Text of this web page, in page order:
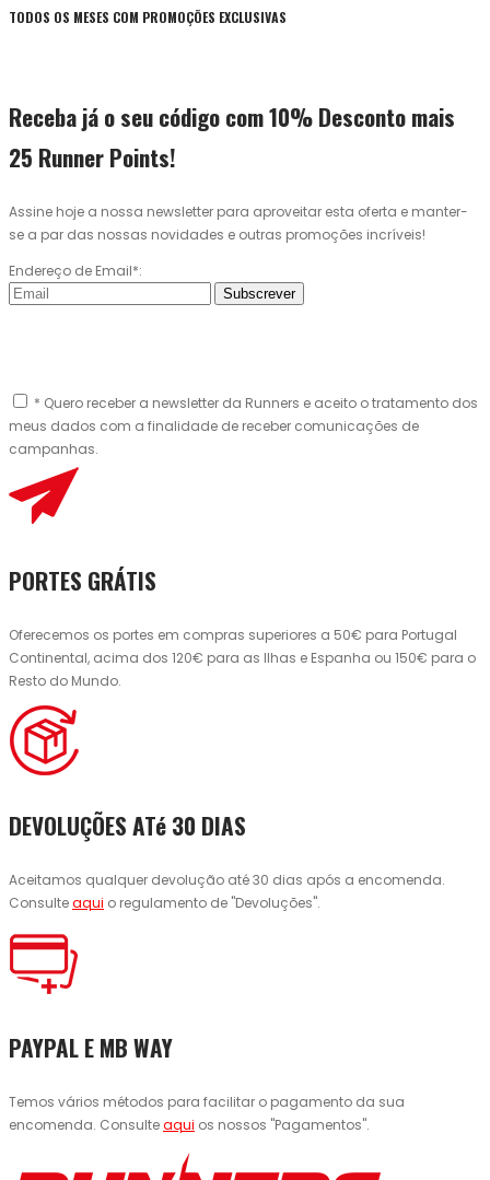
TODOS OS MESES COM PROMOÇÕES EXCLUSIVAS
Receba já o seu código com 10% Desconto mais
25 Runner Points!
Assine hoje a nossa newsletter para aproveitar esta oferta e manter-
se a par das nossas novidades e outras promoções incríveis!
Endereço de Email*:
Subscrever
* Quero receber a newsletter da Runners e aceito o tratamento dos
meus dados com a finalidade de receber comunicações de
campanhas.
PORTES GRÁTIS
Oferecemos os portes em compras superiores a 50€ para Portugal
Continental, acima dos 120€ para as Ilhas e Espanha ou 150€ para o
Resto do Mundo.
DEVOLUÇÕES ATé 30 DIAS
Aceitamos qualquer devolução até 30 dias após a encomenda.
Consulteaqui o regulamento de "Devoluções".
PAYPAL E MB WAY
Temos vários métodos para facilitar o pagamento da sua
encomenda. Consulteaqui os nossos "Pagamentos".